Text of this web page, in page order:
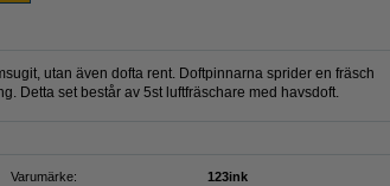
utan även dofta rent. Doftpinnarna sprider en fräsch
Detta set består av 5st luftfräschare med havsdoft.
Varumärke:
123ink